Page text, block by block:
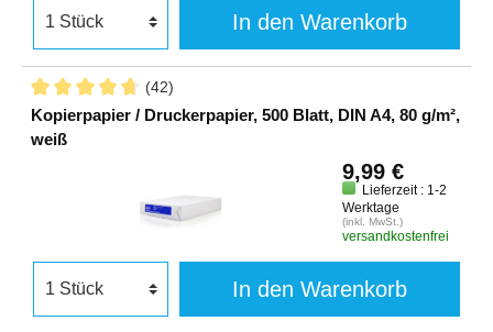
In den Warenkorb
(42)
Kopierpapier / Druckerpapier, 500 Blatt, DIN A4, 80 g/m²,
weiß
9,99 €
Lieferzeit : 1-2
Werktage
(inkl. MwSt.)
versandkostenfrei
In den Warenkorb